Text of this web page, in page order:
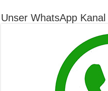
Unser WhatsApp Kanal